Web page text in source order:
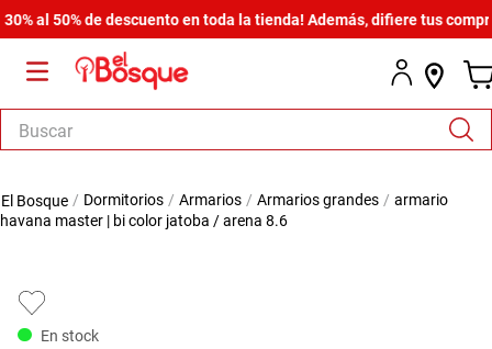
al 50% de descuento en toda la tienda! Además, difiere tus compras
Buscar
dormitorios armarios armarios grandes
armario
havana master | bi color jatoba / arena 8.6
En stock
1.
armario
.